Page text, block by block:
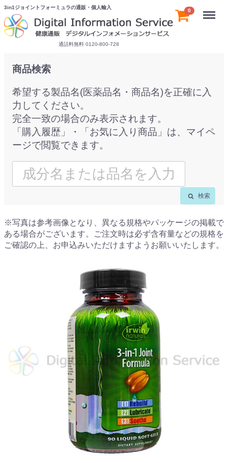
3in1ジョイントフォーミュラの通販・個人輸入
通話料無料 0120-800-728
0 Menu
商品検索
希望する製品名(医薬品名・商品名)を正確に入
力してください。
完全一致の場合のみ表示されます。
「購入履歴」・「お気に入り商品」は、マイペ
ージで閲覧できます。
検索
※写真は参考画像となり、異なる規格やパッケージの掲載で
ある場合がございます。ご注文時は必ず含有量などの規格を
ご確認の上、お申込みいただけますようお願いいたします。